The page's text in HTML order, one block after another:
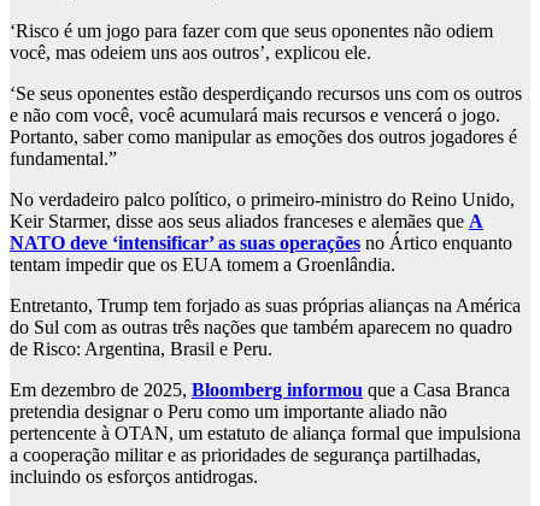
‘Risco é um jogo para fazer com que seus oponentes não odiem
você, mas odeiem uns aos outros’, explicou ele.
‘Se seus oponentes estão desperdiçando recursos uns com os outros
e não com você, você acumulará mais recursos e vencerá o jogo.
Portanto, saber como manipular as emoções dos outros jogadores é
fundamental.”
No verdadeiro palco político, o primeiro-ministro do Reino Unido,
Keir Starmer, disse aos seus aliados franceses e alemães que A
NATO deve ‘intensificar’ as suas operações no Ártico enquanto
tentam impedir que os EUA tomem a Groenlândia.
Entretanto, Trump tem forjado as suas próprias alianças na América
do Sul com as outras três nações que também aparecem no quadro
de Risco: Argentina, Brasil e Peru.
Em dezembro de 2025, Bloomberg informou que a Casa Branca
pretendia designar o Peru como um importante aliado não
pertencente à OTAN, um estatuto de aliança formal que impulsiona
a cooperação militar e as prioridades de segurança partilhadas,
incluindo os esforços antidrogas.